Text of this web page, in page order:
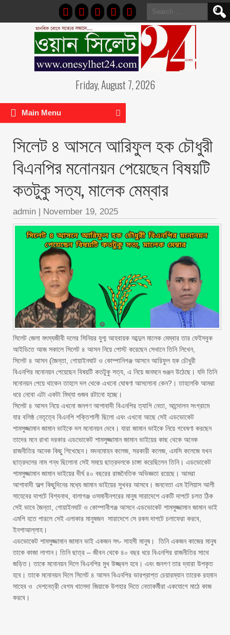
Search
for:
Friday, August 7, 2026
Main Menu
সিলেট ৪ আসনে আরিফুল হক চৌধুরী
বিএনপির মনোনয়ন পেয়েছেন বিষয়টি
কতটুকু সত্য, মালেক মেম্বার
admin | November 19, 2025
সিলেট জেলা মৎস্যজীবী দলের সিনিয়র যুগ্ম আহবায়ক আব্দুল মালেক মেম্বার তার ফেইসবুক
আইডিতে আজ সকালে সিলেট ৪ আসন নিয়ে পোস্ট করেছেন সেখানে তিনি লিখেন,
সিলেট ৪ আসন (জৈন্তা, গোয়াইনঘাট ও কোম্পানিগঞ্জ আসনে আরিফুল হক চৌধুরী
বিএনপির মনোনয়ন পেয়েছেন বিষয়টি কতটুকু সত্য, এ নিয়ে জনমনে গুঞ্জন উঠেছে। যদি তিনি
মনোনয়ন পেয়ে থাকেন তাহলে দল থেকে এখনো ঘোষণা আসলোনা কেন?। তাহলেকি আমরা
ধরে নেবো এটা একটা মিথ্যা গুজব রটানো হচ্ছে।
‎সিলেট ৪ আসন নিয়ে এখনো জনগণ আশাবাদী বিএনপির ত্যাগি নেতা, আন্দোলন সংগ্রামে
যার বলিষ্ঠ নেতৃত্বে বিএনপি শক্তিশালী ছিলো এবং এখনো আছে সেই এডভোকেট
শামসুজ্জামান জামান ভাইকে দল মনোনয়ন দেবে। যারা জামান ভাইকে নিয়ে গবেষণা করছেন
তাদের মনে রাখা দরকার এডভোকেট শামসুজ্জামান জামান ভাইয়ের কাছ থেকে অনেক
রাজনীতির অনেক কিছু শিখেছেন। মদনমোহন কলেজ, সরকারী কলেজ, এমসি কলেজে যখন
ছাত্রদলের নাম গন্ধ ছিলোনা সেই সময়ে ছাত্রদলকে চাঙ্গা করেছিলেন তিনি। এডভোকেট
শামসুজ্জামান জামান ভাইয়ের দীর্ঘ ৪০ বছরের রাজনৈতিক অভিজ্ঞতা রয়েছে। আমরা
আশাবাদী অল্প কিছুদিনের মধ্যে জামান ভাইয়ের সুখবর আসবে। জননেতা এম ইলিয়াস আলী
সাহেবের দাপটে বিশ্বনাথ, বালাগঞ্জ ওসমানীনগরের মানুষ সারাদেশে একটি দাপটে চলত ঠিক
সেই ভাবে জৈন্তা, গোয়াইনঘাট ও কোম্পানীগঞ্জ আসনে এডভোকেট শামসুজ্জামান জামান ভাই
এমপি হতে পারলে সেই এলাকার মানুষজন সারাদেশে সে রকম দাপটে চলাফেরা করবে,
ইনশাআল্লাহ।
‎এডভোকেট শামসুজ্জামান জামান ভাই একজন সৎ- সাহসী মানুষ। তিনি একজন কাজের মানুষ
তাকে কাজা লাগান। তিনি ছাত্র – জীবন থেকে ৪০ বছর ধরে বিএনপির রাজনীতির সাথে
জড়িত। তাকে মনোনয়ন দিলে বিএনপির মুখ উজ্জ্বল হবে। এবং জনগণ তার দ্বারা উপকৃত
হবে। তাকে মনোনয়ন দিলে সিলেট ৪ আসন বিএনপির ভারপ্রাপ্ত চেয়ারম্যান তারেক রহমান
সাহেব ও দেশনেত্রী বেগম খালেদা জিয়াকে উপহার দিতে নেতাকর্মীরা একযোগে মাঠে কাজ
করবে।